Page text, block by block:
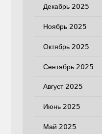
Декабрь 2025
Ноябрь 2025
Октябрь 2025
Сентябрь 2025
Август 2025
Июнь 2025
Май 2025